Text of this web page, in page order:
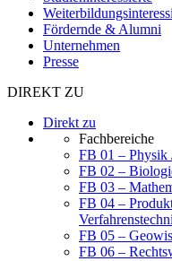
Fördernde & Alumni
Unternehmen
Presse
DIREKT ZU
Direkt zu
Fachbereiche
FB 01 – Physik
FB 02 –
FB 03 –
FB 04 –
FB 05 –
FB 06 –